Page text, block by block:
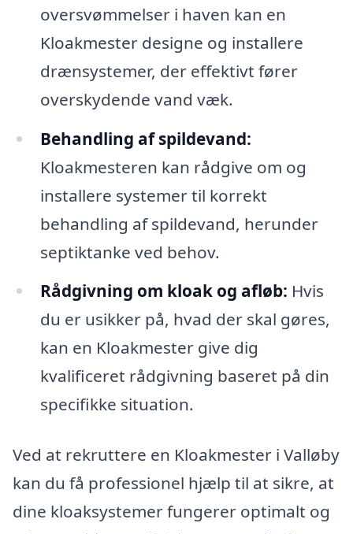
oversvømmelser i haven kan en
Kloakmester designe og installere
drænsystemer, der effektivt fører
overskydende vand væk.
Behandling af spildevand:
Kloakmesteren kan rådgive om og
installere systemer til korrekt
behandling af spildevand, herunder
septiktanke ved behov.
Rådgivning om kloak og afløb: Hvis
du er usikker på, hvad der skal gøres,
kan en Kloakmester give dig
kvalificeret rådgivning baseret på din
specifikke situation.
Ved at rekruttere en Kloakmester i Valløby
kan du få professionel hjælp til at sikre, at
dine kloaksystemer fungerer optimalt og